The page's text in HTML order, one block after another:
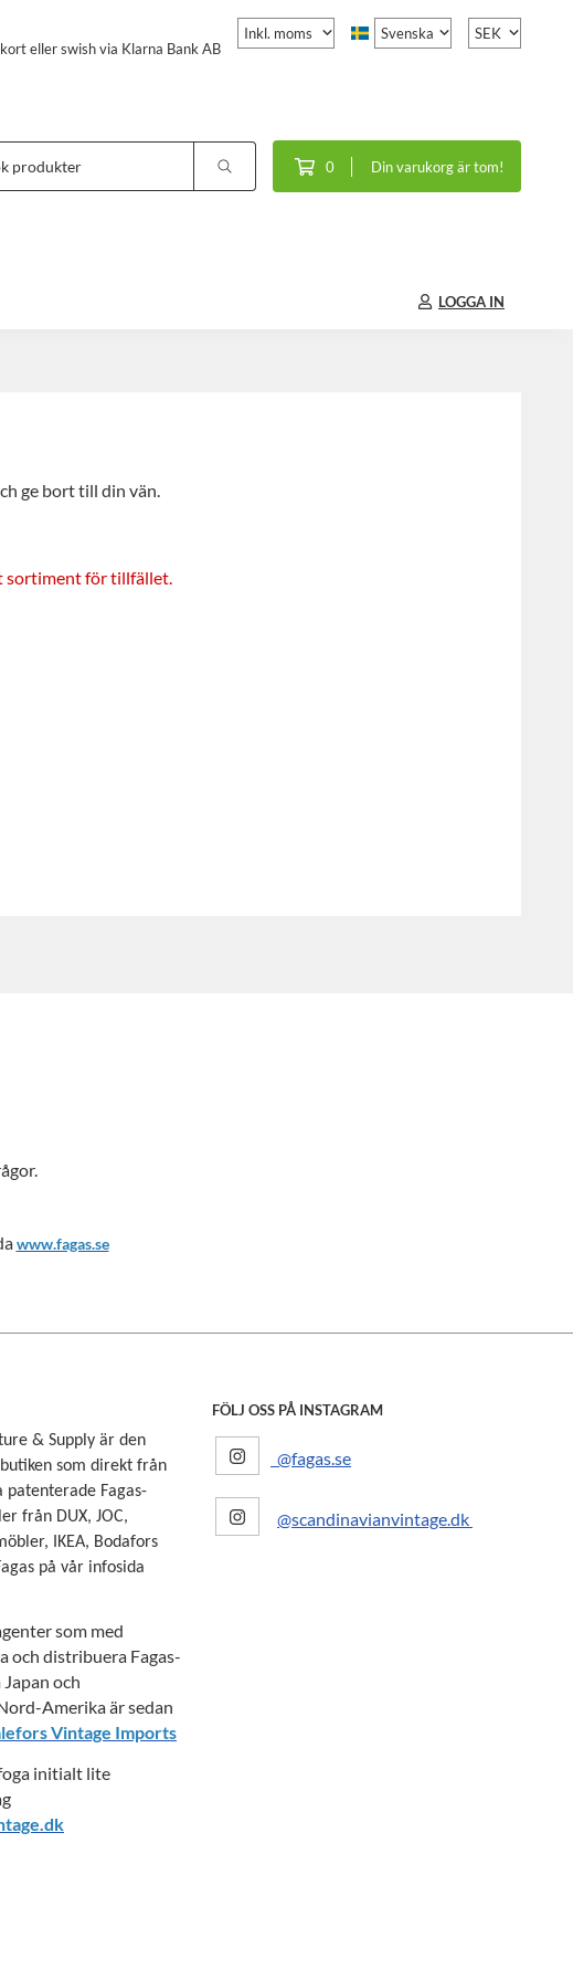
eller swish via Klarna Bank AB
0 Din varukorg är tom!
LOGGA IN
ge bort till din vän.
sortiment för tillfället.
www.fagas.se
& Supply är den
som direkt från
patenterade Fagas-
från DUX, JOC,
IKEA, Bodafors
på vår infosida
som med
och distribuera Fagas-
och
Amerika är sedan
Vintage Imports
initialt lite
FÖLJ OSS PÅ INSTAGRAM
@fagas.se
@scandinavianvintage.dk